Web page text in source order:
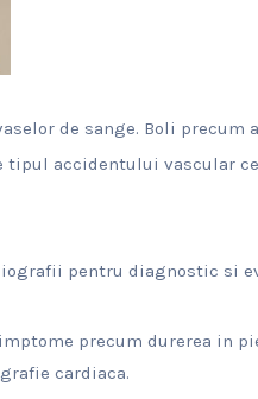
de sange. Boli precum
accidentului vascular
pentru diagnostic si
precum durerea in
cardiaca.